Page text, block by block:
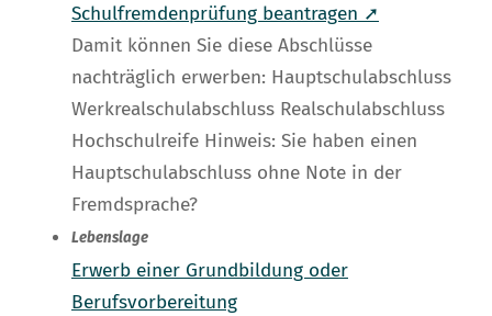
Schulfremdenprüfung beantragen ➚
Damit können Sie diese Abschlüsse
nachträglich erwerben: Hauptschulabschluss
Werkrealschulabschluss Realschulabschluss
Hochschulreife Hinweis: Sie haben einen
Hauptschulabschluss ohne Note in der
Fremdsprache?
Lebenslage
Erwerb einer Grundbildung oder
Berufsvorbereitung